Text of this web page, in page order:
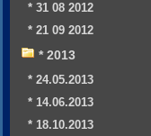
* 31 08 2012
* 21 09 2012
* 2013
* 24.05.2013
* 14.06.2013
* 18.10.2013